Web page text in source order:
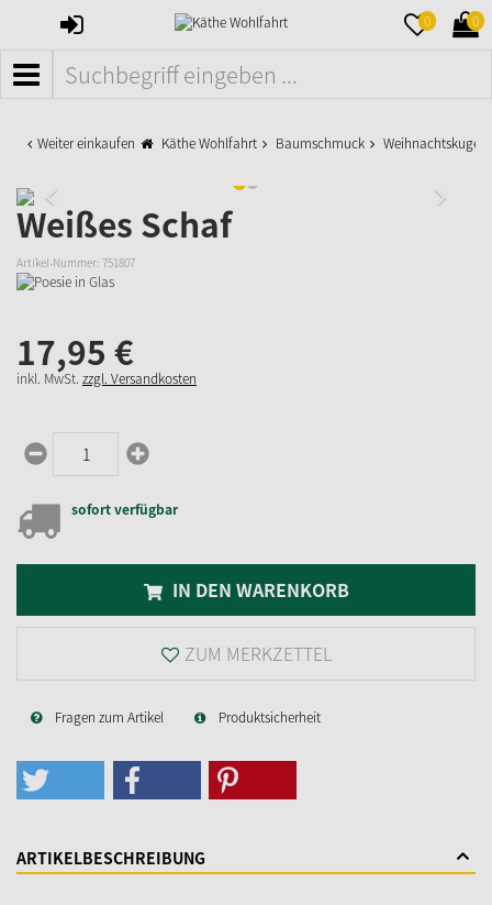
ANMELDEN 0 0
MENÜ
Weiter einkaufen Käthe Wohlfahrt Baumschmuck
Weißes Schaf
Artikel-Nummer: 751807
17,95 €
inkl. MwSt. zzgl. Versandkosten
sofort verfügbar
IN DEN WARENKORB
ZUM MERKZETTEL
Fragen zum Artikel Produktsicherheit
ARTIKELBESCHREIBUNG